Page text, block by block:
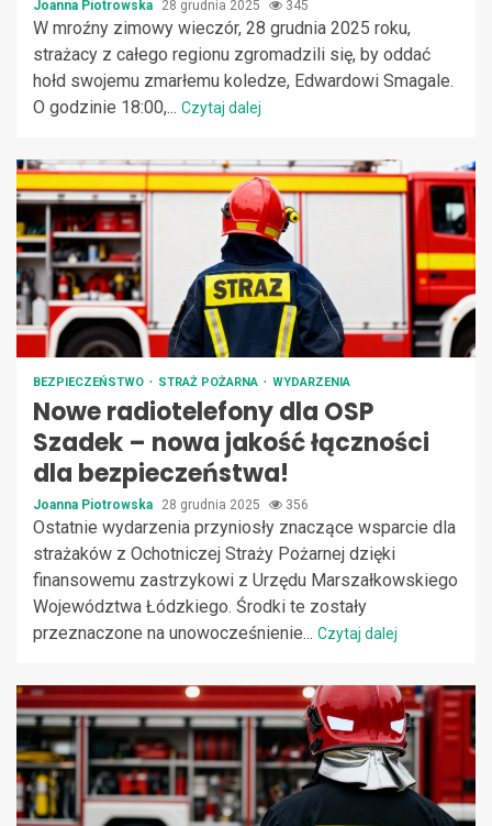
Joanna Piotrowska 28 grudnia 2025 345
W mroźny zimowy wieczór, 28 grudnia 2025 roku,
strażacy z całego regionu zgromadzili się, by oddać
hołd swojemu zmarłemu koledze, Edwardowi Smagale.
O godzinie 18:00,... Czytaj dalej
BEZPIECZEŃSTWO STRAŻ POŻARNA WYDARZENIA
Nowe radiotelefony dla OSP
Szadek – nowa jakość łączności
dla bezpieczeństwa!
Joanna Piotrowska 28 grudnia 2025 356
Ostatnie wydarzenia przyniosły znaczące wsparcie dla
strażaków z Ochotniczej Straży Pożarnej dzięki
finansowemu zastrzykowi z Urzędu Marszałkowskiego
Województwa Łódzkiego. Środki te zostały
przeznaczone na unowocześnienie... Czytaj dalej